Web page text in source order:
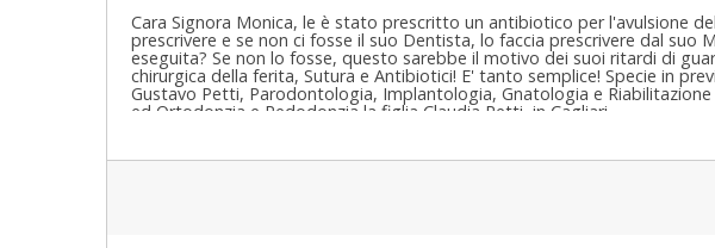
Cara Signora Monica, le è stato prescritto un antibiotico per l'avulsione
prescrivere e se non ci fosse il suo Dentista, lo faccia prescrivere dal suo
eseguita? Se non lo fosse, questo sarebbe il motivo dei suoi ritardi di
chirurgica della ferita, Sutura e Antibiotici! E' tanto semplice! Specie in
Gustavo Petti, Parodontologia, Implantologia, Gnatologia e Riabilitazione
ed Ortodonzia e Pedodonzia la figlia Claudia Petti, in Cagliari